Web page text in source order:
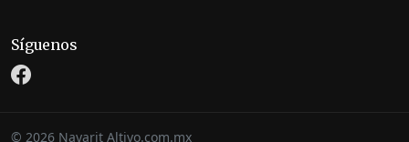
Síguenos
© 2026 Nayarit Altivo.com.mx